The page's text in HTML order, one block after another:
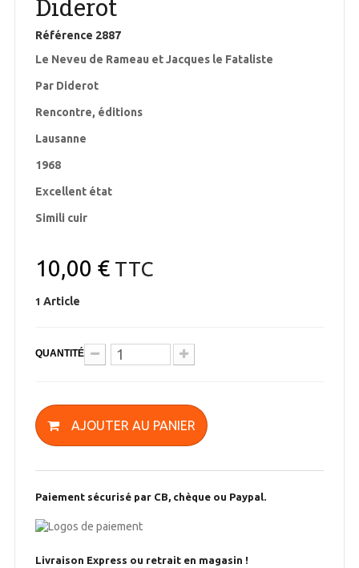
Diderot
Référence 2887
Le Neveu de Rameau et Jacques le Fataliste
Par Diderot
Rencontre, éditions
Lausanne
1968
Excellent état
Simili cuir
10,00 €TTC
1 Article
QUANTITÉ
AJOUTER AU PANIER
Paiement sécurisé par CB, chèque ou Paypal.
Livraison Express ou retrait en magasin !